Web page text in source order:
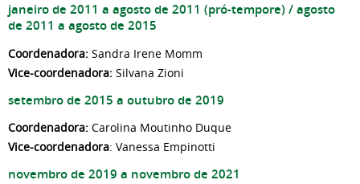
janeiro de 2011 a agosto de 2011 (pró-tempore) / agosto
de 2011 a agosto de 2015
Coordenadora: Sandra Irene Momm
Vice-coordenadora: Silvana Zioni
setembro de 2015 a outubro de 2019
Coordenadora: Carolina Moutinho Duque
Vice-coordenadora: Vanessa Empinotti
novembro de 2019 a novembro de 2021